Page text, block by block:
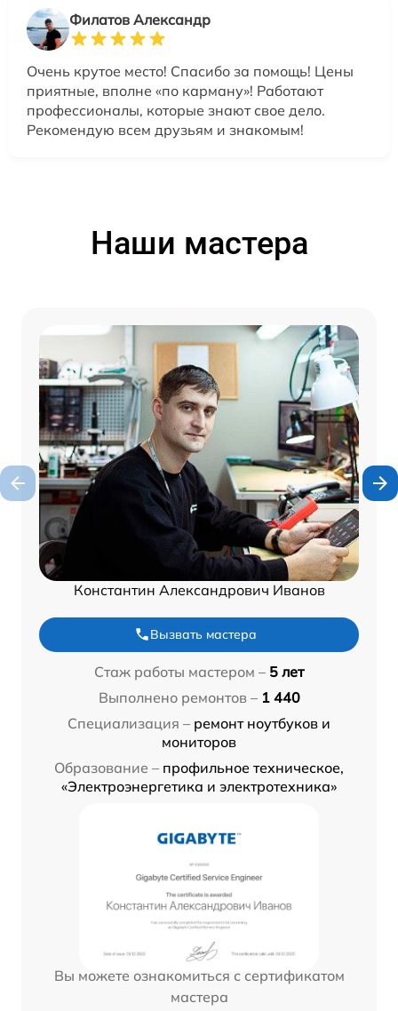
Филатов Александр
Очень крутое место! Спасибо за помощь! Цены
приятные, вполне «по карману»! Работают
профессионалы, которые знают свое дело.
Рекомендую всем друзьям и знакомым!
Наши мастера
Константин Александрович Иванов
Вызвать мастера
Стаж работы мастером – 5 лет
Выполнено ремонтов – 1 440
Специализация – ремонт ноутбуков и
мониторов
Образование – профильное техническое,
«Электроэнергетика и электротехника»
Вы можете ознакомиться с сертификатом
мастера